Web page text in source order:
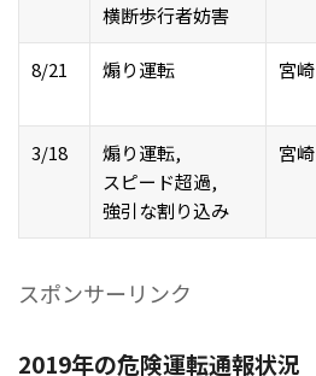
横断歩行者妨害
8/21 煽り運転 宮崎
3/18
煽り運転,
スピード超過,
強引な割り込み
宮崎
スポンサーリンク
2019年の危険運転通報状況